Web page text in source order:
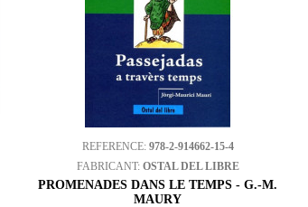
REFERENCE: 978-2-914662-15-4
FABRICANT: OSTAL DEL LIBRE
PROMENADES DANS LE TEMPS - G.-M.
MAURY